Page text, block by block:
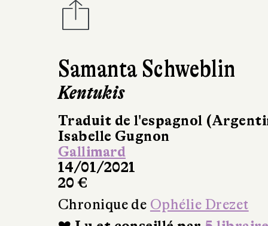
Samanta Schweblin
Kentukis
Traduit de l'espagnol
Isabelle Gugnon
Gallimard
14/01/2021
20 €
Chronique de Ophélie Drezet